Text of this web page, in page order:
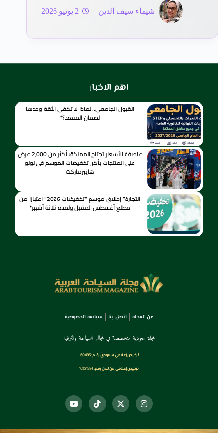
شيماء سيف الدين
2 يونيو 2026
اهم الاخبار
القبول الجامعي.. لماذا لا تكفي الثقة وحدها
لضمان المقعد؟*
عاصفة الأسعار تجتاح المملكة: أكثر من 2,000 عرض
على المنتجات بأكبر تخفيضات الموسم في لولو
هايبرماركت
التجارة” إطلاق موسم “تخفيضات 2026” اعتبارًا من
مطلع أغسطس المقبل ولمدة ثلاثة أشهر*
عن المجلة اتصل بنا سياسة الخصوصية
مجلة سعودية متخصصة في مجال السياحة والترفيه
ترخـيص إعـلامي سـعودي رقــم: 160495
ترخيص إعلامي من لندن رقم: 16321584